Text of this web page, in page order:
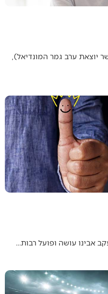
ערב גמר המונדיאל),
אבינו עושה ופועל רבות…